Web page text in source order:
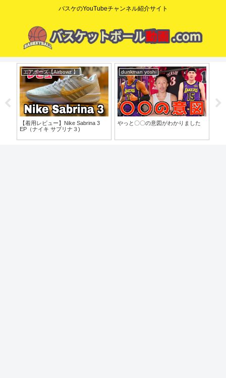
バスケのYouTubeチャンネル紹介サイト
エアボーズ【Airbowz 】
【着用レビュー】Nike Sabrina 3
EP（ナイキ サブリナ３)
dunkman yoshi
やっと〇〇の意図がわかりました